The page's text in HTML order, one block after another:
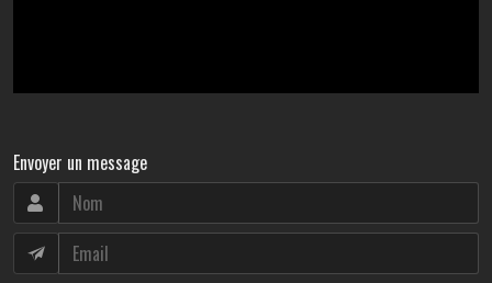
Envoyer un message